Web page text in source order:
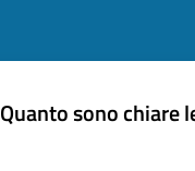
Quanto sono chiare